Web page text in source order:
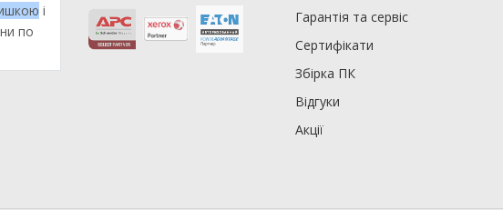
і
по
Гарантія та сервіс
Сертифікати
Збірка ПК
Відгуки
Акції